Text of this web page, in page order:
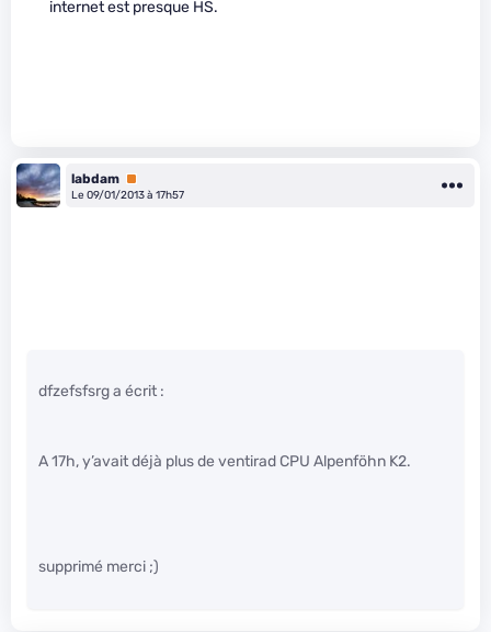
internet est presque HS.
labdam Premium
Le 09/01/2013 à 17h57
dfzefsfsrg a écrit :
A 17h, y’avait déjà plus de ventirad CPU Alpenföhn K2.
supprimé merci ;)